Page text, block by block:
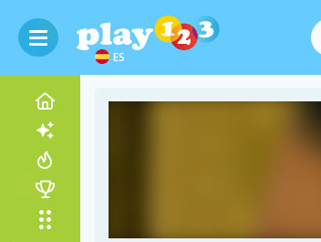
ES